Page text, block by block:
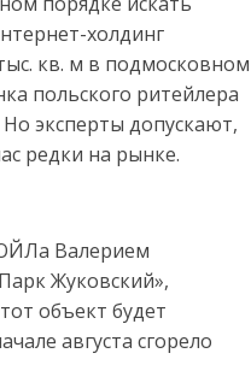
холдинг
кв. м в подмосковном
польского ритейлера
эксперты допускают,
редки на рынке.
Валерием
Жуковский»,
объект будет
августа сгорело